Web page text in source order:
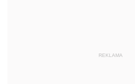
REKLAMA